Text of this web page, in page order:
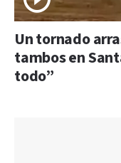
Un tornado
tambos en
todo”